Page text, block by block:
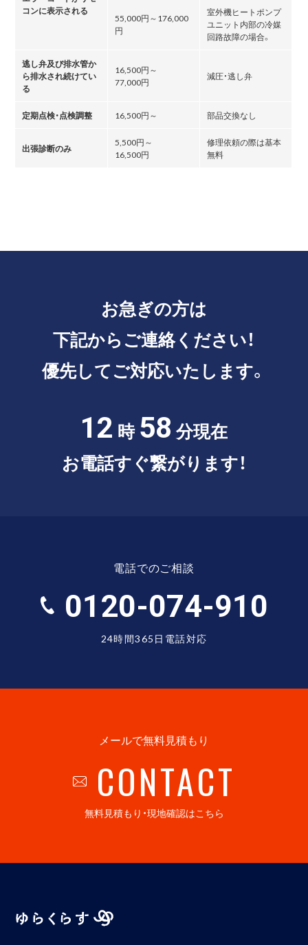
コンに表示される
55,000円～176,000
円
室外機ヒートポンプ
ユニット内部の冷媒
回路故障の場合。
逃し弁及び排水管か
ら排水され続けてい
る
16,500円～
77,000円
減圧・逃し弁
定期点検・点検調整 16,500円～ 部品交換なし
出張診断のみ
5,500円～
16,500円
修理依頼の際は基本
無料
お急ぎの方は
下記からご連絡ください！
優先してご対応いたします。
12 時58 分現在
お電話すぐ繋がります！
電話でのご相談
0120-074-910
24時間365日電話対応
メールで無料見積もり
CONTACT
無料見積もり・現地確認はこちら